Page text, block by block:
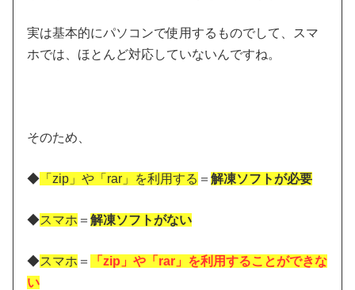
実は基本的にパソコンで使用するものでして、スマ
ホでは、ほとんど対応していないんですね。
そのため、
◆ 「zip」や「rar」を利用する ＝解凍ソフトが必要
◆スマホ ＝解凍ソフトがない
◆スマホ ＝
「zip」や「rar」を利用することができな
い